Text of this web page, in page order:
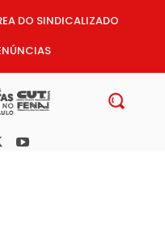
DO SINDICALIZADO